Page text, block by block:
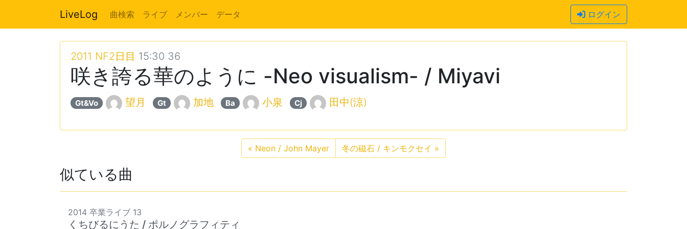
LiveLog 曲検索 ライブ メンバー データ ログイン
2011 NF2日目 15:30 36
咲き誇る華のように -Neo visualism- / Miyavi
Gt&Vo 望月 Gt 加地 Ba 小泉 Cj 田中(涼)
« Neon / John Mayer 冬の磁石 / キンモクセイ »
似ている曲
2014 卒業ライブ 13
くちびるにうた / ポルノグラフィティ